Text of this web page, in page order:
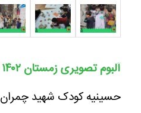
آلبوم تصویری زمستان ۱۴۰۲
حسینیه کودک شهید چمران